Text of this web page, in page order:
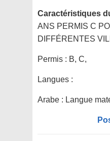
Caractéristiques
ANS PERMIS C
DIFFÉRENTES
Permis : B, C,
Langues :
Arabe : Langue